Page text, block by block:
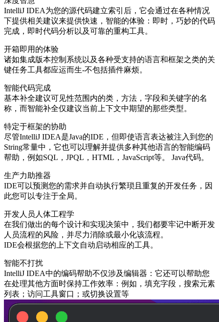
IntelliJ IDEA为您的源代码建立索引后，它会通过在各种情况
下提供相关建议来提供快速，智能的体验：即时，巧妙的代码
完成，即时代码分析以及可靠的重构工具。
开箱即用的体验
诸如集成版本控制系统以及各种受支持的语言和框架之类的关
键任务工具都应运而生-不包括插件麻烦。
智能代码完成
基本补全建议可见性范围内的类，方法，字段和关键字的名
称，而智能补全仅建议当前上下文中期望的那些类型。
特定于框架的协助
尽管IntelliJ IDEA是Java的IDE，但即使语言表达被注入到您的
String常量中，它也可以理解并提供多种其他语言的智能编码
帮助，例如SQL，JPQL，HTML，JavaScript等。 Java代码。
生产力助推器
IDE可以预测您的需求并自动执行繁琐且重复的开发任务，因
此您可以专注于全局。
开发人员人体工程学
在我们做出的每个设计和实现决策中，我们都要牢记中断开发
人员流程的风险，并尽力消除或最小化该流程。
IDE会根据您的上下文自动启动相应的工具。
智能不打扰
IntelliJ IDEA中的编码帮助不仅涉及编辑器：它还可以帮助您
在处理其他方面时保持工作效率：例如，填充字段，搜索元素
列表；访问工具窗口；或切换设置等